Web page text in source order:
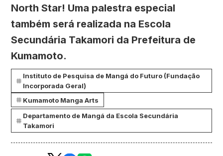
North Star! Uma palestra especial
também será realizada na Escola
Secundária Takamori da Prefeitura de
Kumamoto.
Instituto de Pesquisa de Mangá do Futuro (Fundação
Incorporada Geral)
Kumamoto Manga Arts
Departamento de Mangá da Escola Secundária
Takamori